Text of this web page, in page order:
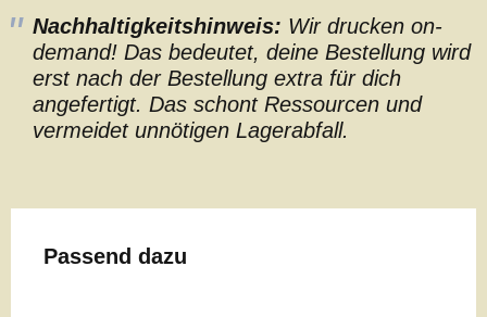
Nachhaltigkeitshinweis: Wir drucken on-
demand! Das bedeutet, deine Bestellung wird
erst nach der Bestellung extra für dich
angefertigt. Das schont Ressourcen und
vermeidet unnötigen Lagerabfall.
Produktgalerie überspringen
Passend dazu